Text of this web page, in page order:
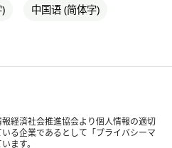
中国语 (简体字)
経済社会推進協会より個人情報の適切
る企業であるとして「プライバシーマ
ます。